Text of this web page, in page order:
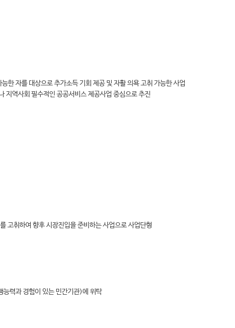
한 자를 대상으로 추가소득 기회 제공 및 자활 의욕 고취 가능한 사업
지역사회 필수적인 공공서비스 제공사업 중심으로 추진
고취하여 향후 시장진입을 준비하는 사업으로 사업단형
능력과 경험이 있는 민간기관)에 위탁